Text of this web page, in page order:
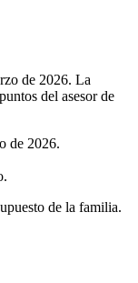
de 2026. La
del asesor de
de 2026.
de la familia.